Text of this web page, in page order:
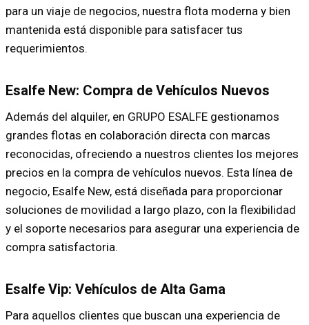
para un viaje de negocios, nuestra flota moderna y bien
mantenida está disponible para satisfacer tus
requerimientos.
Esalfe New: Compra de Vehículos Nuevos
Además del alquiler, en GRUPO ESALFE gestionamos
grandes flotas en colaboración directa con marcas
reconocidas, ofreciendo a nuestros clientes los mejores
precios en la compra de vehículos nuevos. Esta línea de
negocio, Esalfe New, está diseñada para proporcionar
soluciones de movilidad a largo plazo, con la flexibilidad
y el soporte necesarios para asegurar una experiencia de
compra satisfactoria.
Esalfe Vip: Vehículos de Alta Gama
Para aquellos clientes que buscan una experiencia de